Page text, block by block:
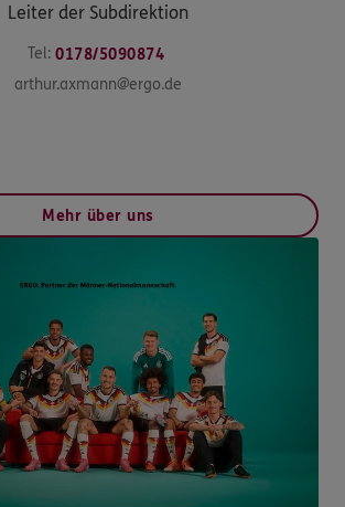
Leiter der Subdirektion
Tel: 0178/5090874
arthur.axmann@ergo.de
Mehr über uns